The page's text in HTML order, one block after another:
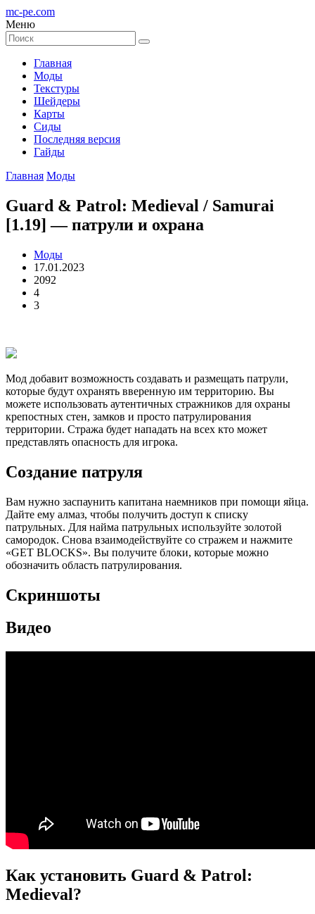
mc-pe.com
Меню
Главная
Моды
Текстуры
Шейдеры
Карты
Сиды
Последняя версия
Гайды
Главная Моды
Guard & Patrol: Medieval / Samurai
[1.19] — патрули и охрана
Моды
17.01.2023
2092
4
3
Мод добавит возможность создавать и размещать патрули,
которые будут охранять вверенную им территорию. Вы
можете использовать аутентичных стражников для охраны
крепостных стен, замков и просто патрулирования
территории. Стража будет нападать на всех кто может
представлять опасность для игрока.
Создание патруля
Вам нужно заспаунить капитана наемников при помощи яйца.
Дайте ему алмаз, чтобы получить доступ к списку
патрульных. Для найма патрульных используйте золотой
самородок. Снова взаимодействуйте со стражем и нажмите
«GET BLOCKS». Вы получите блоки, которые можно
обозначить область патрулирования.
Скриншоты
Видео
Как установить Guard & Patrol:
Medieval?